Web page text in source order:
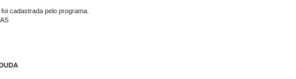
cadastrada pelo programa.